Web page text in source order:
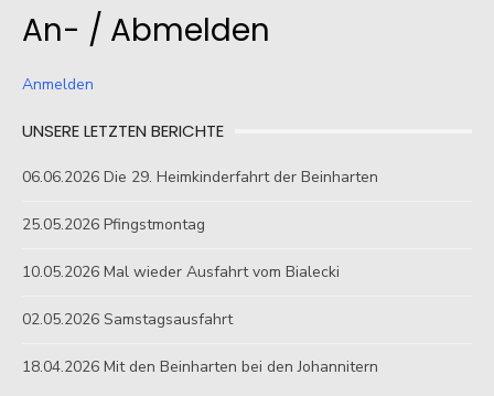
An- / Abmelden
Anmelden
UNSERE LETZTEN BERICHTE
06.06.2026 Die 29. Heimkinderfahrt der Beinharten
25.05.2026 Pfingstmontag
10.05.2026 Mal wieder Ausfahrt vom Bialecki
02.05.2026 Samstagsausfahrt
18.04.2026 Mit den Beinharten bei den Johannitern